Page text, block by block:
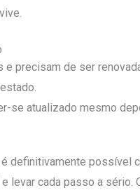
precisam de ser
se atualizado mesmo
definitivamente possível
levar cada passo a sério.